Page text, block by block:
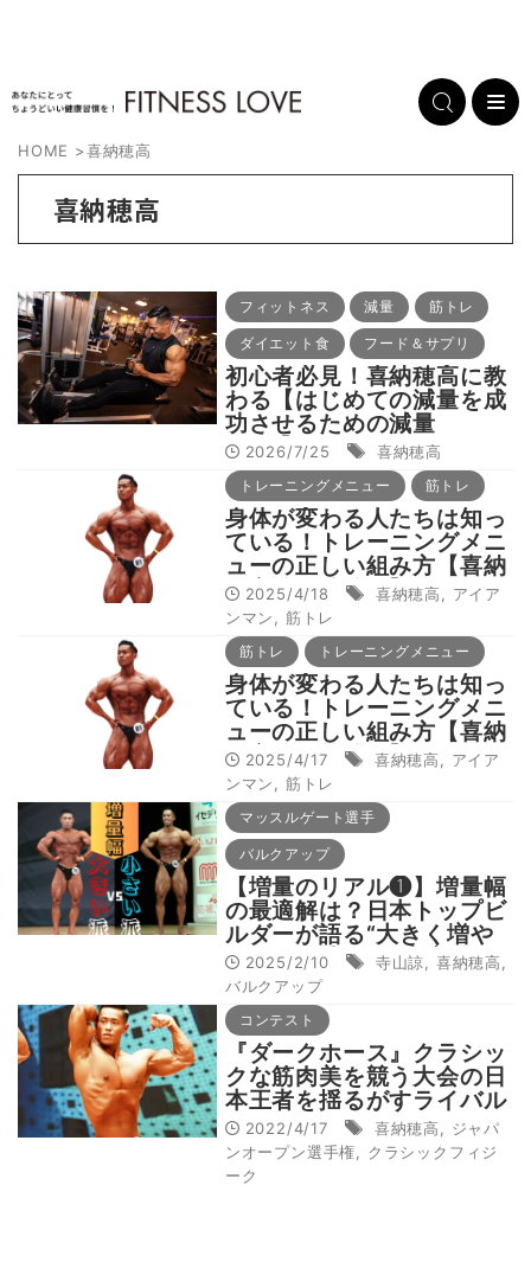
HOME >喜納穂高
喜納穂高
フィットネス 減量 筋トレ
ダイエット食 フード＆サプリ
初心者必見！喜納穂高に教
わる【はじめての減量を成
功させるための減量
AtoZ】
2026/7/25 喜納穂高
トレーニングメニュー 筋トレ
身体が変わる人たちは知っ
ている！トレーニングメニ
ューの正しい組み方【喜納
穂高編（後編）】
2025/4/18 喜納穂高
アイア
ンマン
筋トレ
筋トレ トレーニングメニュー
身体が変わる人たちは知っ
ている！トレーニングメニ
ューの正しい組み方【喜納
穂高編（前編）】
2025/4/17 喜納穂高
アイア
ンマン
筋トレ
マッスルゲート選手
バルクアップ
【増量のリアル❶】増量幅
の最適解は？日本トップビ
ルダーが語る“大きく増や
す”vs”最小限”の真実
2025/2/10 寺山諒 喜納穂高
バルクアップ
コンテスト
『ダークホース』クラシッ
クな筋肉美を競う大会の日
本王者を揺るがすライバル
の登場
2022/4/17 喜納穂高
ジャパ
ンオープン選手権
クラシックフィジ
ーク